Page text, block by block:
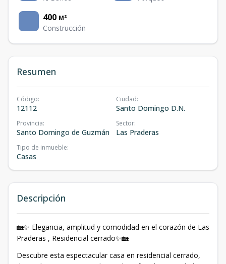
400 M²
Construcción
Resumen
Código:
12112
Ciudad:
Santo Domingo D.N.
Provincia:
Santo Domingo de Guzmán
Sector:
Las Praderas
Tipo de inmueble:
Casas
Descripción
🏡✨ Elegancia, amplitud y comodidad en el corazón de Las
Praderas , Residencial cerrado✨🏡
Descubre esta espectacular casa en residencial cerrado,